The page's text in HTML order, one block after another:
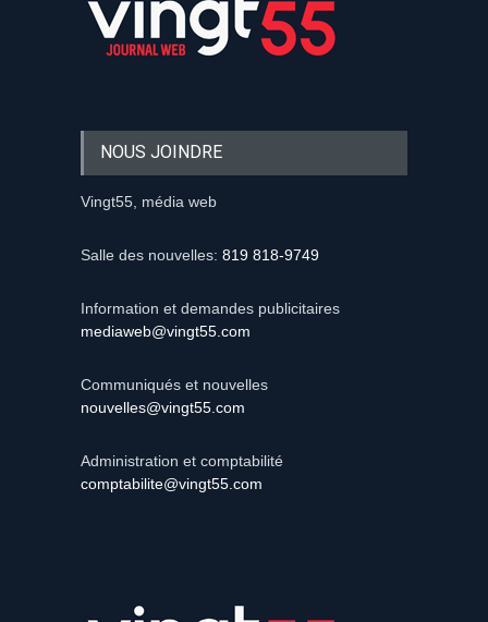
NOUS JOINDRE
Vingt55, média web
Salle des nouvelles: 819 818-9749
Information et demandes publicitaires
mediaweb@vingt55.com
Communiqués et nouvelles
nouvelles@vingt55.com
Administration et comptabilité
comptabilite@vingt55.com